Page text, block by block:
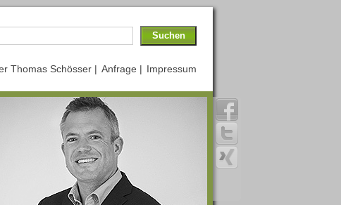
Impressum
Anfrage |
Thomas Schösser |